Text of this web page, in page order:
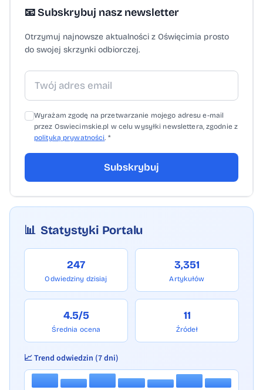
📧 Subskrybuj nasz newsletter
Otrzymuj najnowsze aktualności z Oświęcimia prosto
do swojej skrzynki odbiorczej.
Wyrażam zgodę na przetwarzanie mojego adresu e-mail
przez Oswiecimskie.pl w celu wysyłki newslettera, zgodnie z
polityką prywatności. *
Subskrybuj
📊 Statystyki Portalu
247
Odwiedziny dzisiaj
3,351
Artykułów
4.5/5
Średnia ocena
11
Źródeł
📈 Trend odwiedzin (7 dni)